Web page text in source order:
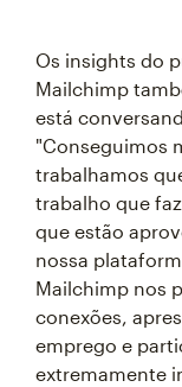
Os insights do
Mailchimp
está
"Conseguimos
trabalhamos
trabalho que
que estão
nossa
Mailchimp nos
conexões,
emprego e
extremamente